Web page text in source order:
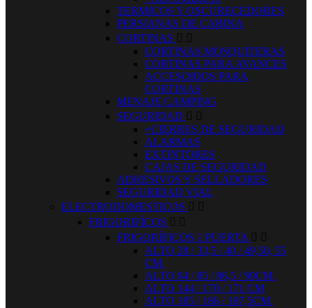
TERMICOS Y OSCURECEDORES
PERSIANAS DE CABINA
CORTINAS  
CORTINAS MOSQUITERAS
CORTINAS PARA AVANCES
ACCESORIOS PARA
CORTINAS
MENAJE CAMPING
SEGURIDAD  
+CIERRES DE SEGURIDAD
ALARMAS
EXTINTORES
CAJAS DE SEGURIDAD
ADHESIVOS Y SELLADORES
SEGURIDAD VIAL
ELECTRODOMESTICOS  
FRIGORIFÍCOS  
FRIGORÍFICOS 1 PUERTA  
ALTO 28 / 33,5 / 40 / 49,50, 55
CM.
ALTO 84 / 85 / 86,5 / 90CM.
ALTO 144 / 170 / 171 CM
ALTO 185 / 186 / 187,5CM.